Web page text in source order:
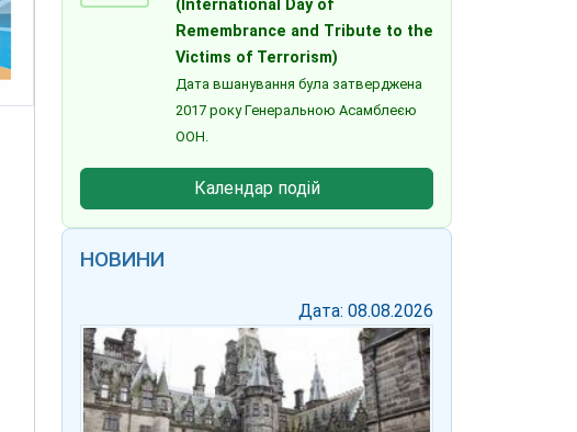
(International Day of
Remembrance and Tribute to the
Victims of Terrorism)
Дата вшанування була затверджена
2017 року Генеральною Асамблеєю
ООН.
Календар подій
НОВИНИ
Дата: 08.08.2026